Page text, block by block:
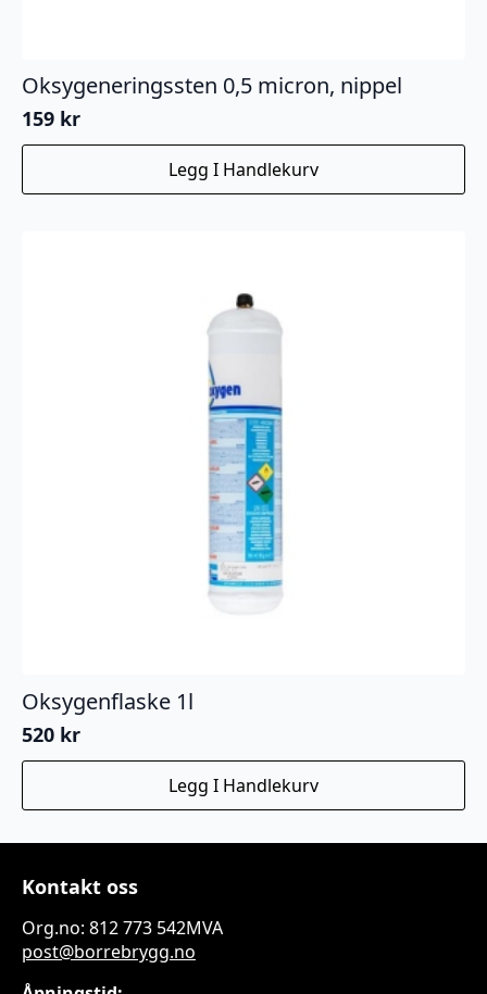
Oksygeneringssten 0,5 micron, nippel
159 kr
Legg I Handlekurv
Oksygenflaske 1l
520 kr
Legg I Handlekurv
Kontakt oss
Org.no: 812 773 542MVA
post@borrebrygg.no